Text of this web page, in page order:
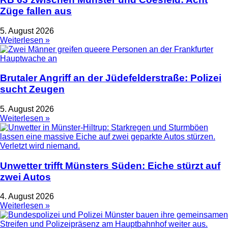
Züge fallen aus
5. August 2026
Weiterlesen »
Brutaler Angriff an der Jüdefelderstraße: Polizei
sucht Zeugen
5. August 2026
Weiterlesen »
Unwetter trifft Münsters Süden: Eiche stürzt auf
zwei Autos
4. August 2026
Weiterlesen »